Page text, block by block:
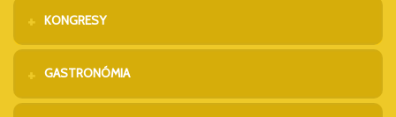
KONGRESY
GASTRONÓMIA